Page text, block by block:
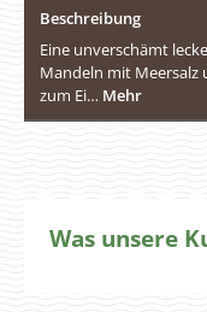
Beschreibung
Eine unverschämt
Mandeln mit Meersalz
zum Ei… Mehr
Was unsere